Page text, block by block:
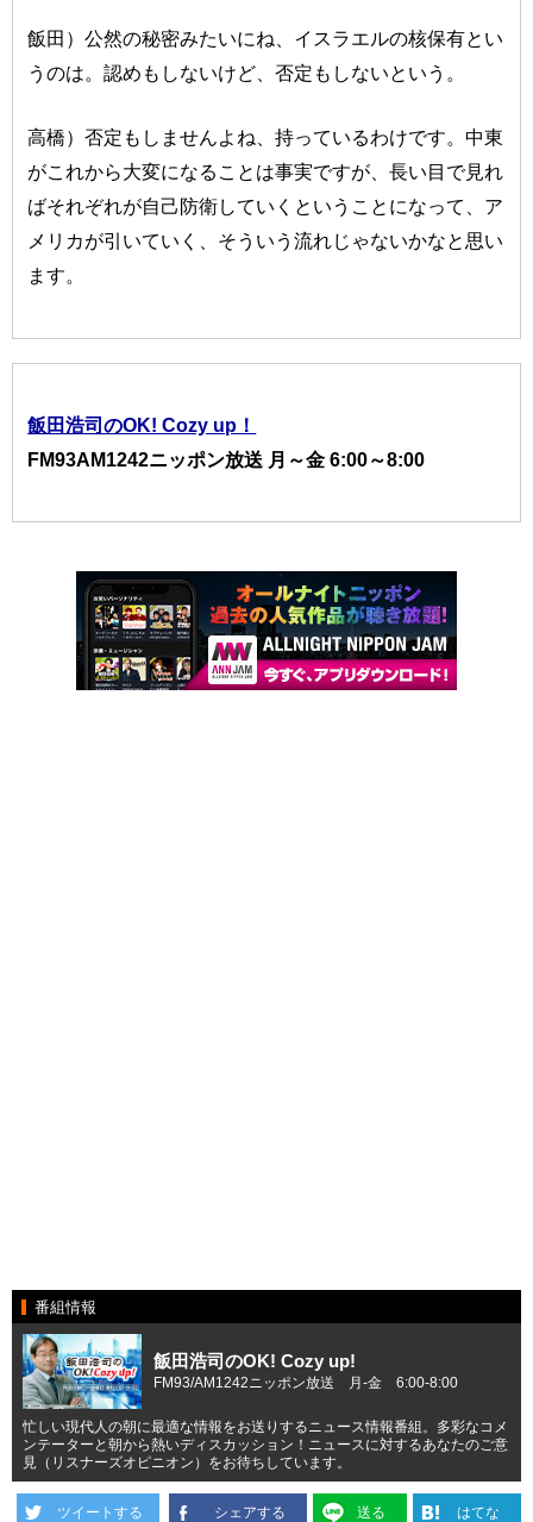
飯田）公然の秘密みたいにね、イスラエルの核保有とい
うのは。認めもしないけど、否定もしないという。
高橋）否定もしませんよね、持っているわけです。中東
がこれから大変になることは事実ですが、長い目で見れ
ばそれぞれが自己防衛していくということになって、ア
メリカが引いていく、そういう流れじゃないかなと思い
ます。
飯田浩司のOK! Cozy up！
FM93AM1242ニッポン放送 月～金 6:00～8:00
番組情報
飯田浩司のOK! Cozy up!
FM93/AM1242ニッポン放送 月-金 6:00-8:00
忙しい現代人の朝に最適な情報をお送りするニュース情報番組。多彩なコメ
ンテーターと朝から熱いディスカッション！ニュースに対するあなたのご意
見（リスナーズオピニオン）をお待ちしています。
ツイートする シェアする 送る はてな